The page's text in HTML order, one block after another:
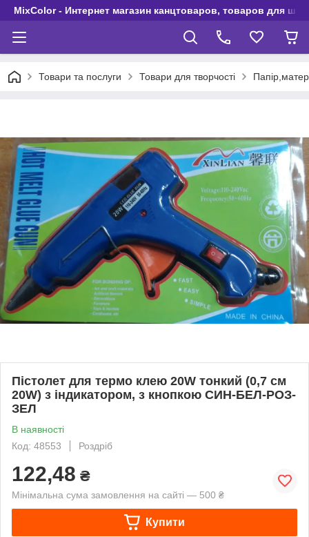
MixColor - Интернет магазин канцтоваров, товаров для
Товари та послуги Товари для творчості
Пістолет для термо клею 20W тонкий (0,7 см
20W) з індикатором, з кнопкою СИН-БЕЛ-РОЗ-
ЗЕЛ
В наявності
Код: 48553
Роздріб
122,48 ₴
Мінімальна сума замовлення на сайті — 500 ₴
Купити